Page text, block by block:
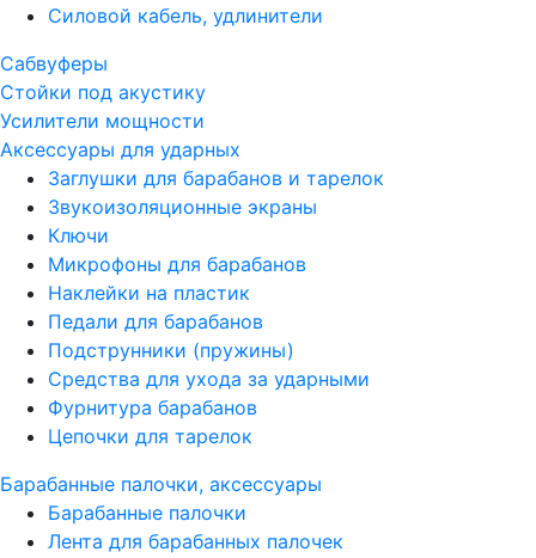
Силовой кабель, удлинители
Сабвуферы
Стойки под акустику
Усилители мощности
Аксессуары для ударных
Заглушки для барабанов и тарелок
Звукоизоляционные экраны
Ключи
Микрофоны для барабанов
Наклейки на пластик
Педали для барабанов
Подструнники (пружины)
Средства для ухода за ударными
Фурнитура барабанов
Цепочки для тарелок
Барабанные палочки, аксессуары
Барабанные палочки
Лента для барабанных палочек